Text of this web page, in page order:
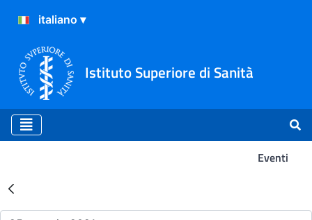
Istituto Superiore di Sanità
Eventi
Risultati della Ricerca -